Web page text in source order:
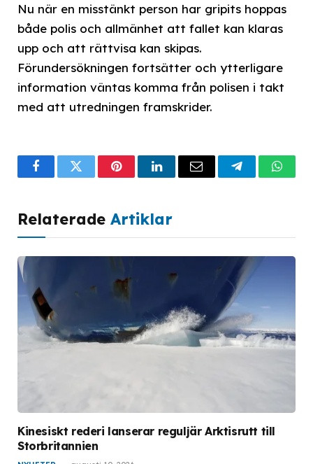
Nu när en misstänkt person har gripits hoppas
både polis och allmänhet att fallet kan klaras
upp och att rättvisa kan skipas.
Förundersökningen fortsätter och ytterligare
information väntas komma från polisen i takt
med att utredningen framskrider.
FacebookTwitterPinterestLinkedInEmail Telegram
Relaterade Artiklar
Kinesiskt rederi lanserar reguljär Arktisrutt till
Storbritannien